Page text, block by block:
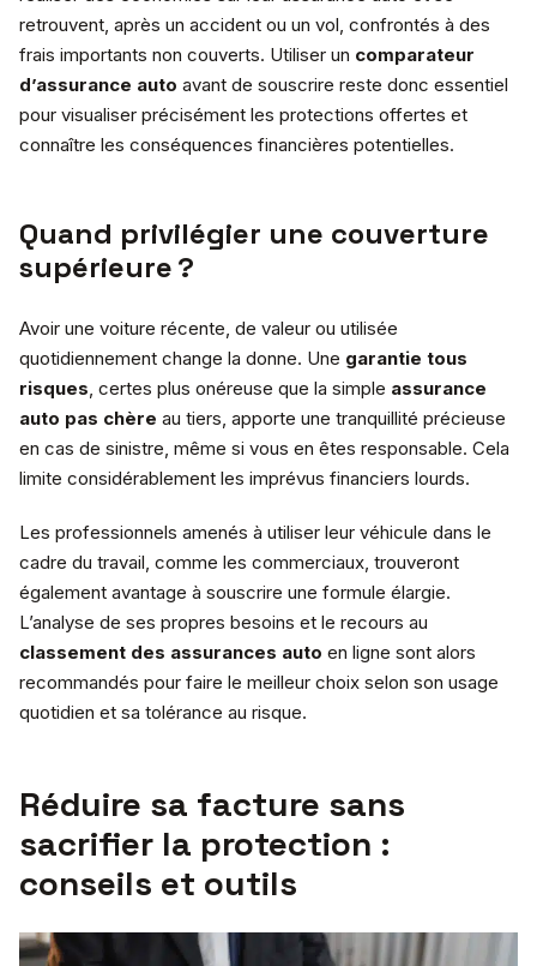
retrouvent, après un accident ou un vol, confrontés à des
frais importants non couverts. Utiliser un comparateur
d’assurance auto avant de souscrire reste donc essentiel
pour visualiser précisément les protections offertes et
connaître les conséquences financières potentielles.
Quand privilégier une couverture
supérieure ?
Avoir une voiture récente, de valeur ou utilisée
quotidiennement change la donne. Une garantie tous
risques , certes plus onéreuse que la simple assurance
auto pas chère au tiers, apporte une tranquillité précieuse
en cas de sinistre, même si vous en êtes responsable. Cela
limite considérablement les imprévus financiers lourds.
Les professionnels amenés à utiliser leur véhicule dans le
cadre du travail, comme les commerciaux, trouveront
également avantage à souscrire une formule élargie.
L’analyse de ses propres besoins et le recours au
classement des assurances auto en ligne sont alors
recommandés pour faire le meilleur choix selon son usage
quotidien et sa tolérance au risque.
Réduire sa facture sans
sacrifier la protection :
conseils et outils